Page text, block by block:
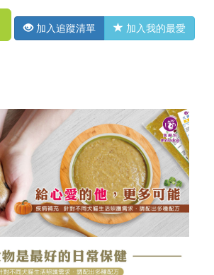
加入追蹤清單 加入我的最愛